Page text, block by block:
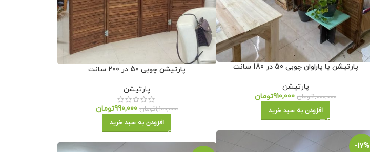
پارتیشن یا پاراوان چوبی 50 در 180 سانت
پارتیشن
1,000,000تومان 910,000تومان
افزودن به سبد خرید
پارتیشن چوبی 50 در 200 سانت
پارتیشن
1,100,000تومان 990,000تومان
افزودن به سبد خرید
-17%